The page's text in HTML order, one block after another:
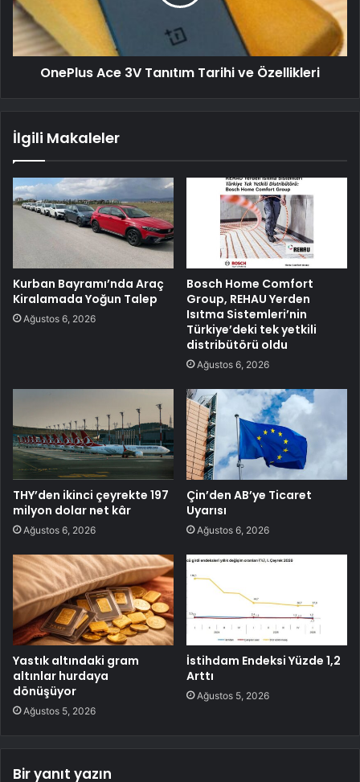
OnePlus Ace 3V Tanıtım Tarihi ve Özellikleri
İlgili Makaleler
Kurban Bayramı’nda Araç
Kiralamada Yoğun Talep
Ağustos 6, 2026
Bosch Home Comfort
Group, REHAU Yerden
Isıtma Sistemleri’nin
Türkiye’deki tek yetkili
distribütörü oldu
Ağustos 6, 2026
THY’den ikinci çeyrekte 197
milyon dolar net kâr
Ağustos 6, 2026
Çin’den AB’ye Ticaret
Uyarısı
Ağustos 6, 2026
Yastık altındaki gram
altınlar hurdaya
dönüşüyor
Ağustos 5, 2026
İstihdam Endeksi Yüzde 1,2
Arttı
Ağustos 5, 2026
Bir yanıt yazın